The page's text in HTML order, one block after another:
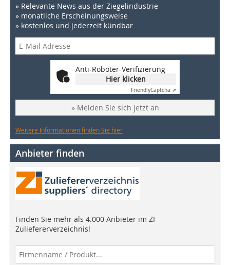
» Relevante News aus der Ziegelindustrie
» monatliche Erscheinungsweise
» kostenlos und jederzeit kündbar
Anti-Roboter-Verifizierung
Hier klicken
FriendlyCaptcha ⇗
» Melden Sie sich jetzt an
Weitere Informationen finden Sie hier
Anbieter finden
Finden Sie mehr als 4.000 Anbieter im ZI
Zuliefererverzeichnis!